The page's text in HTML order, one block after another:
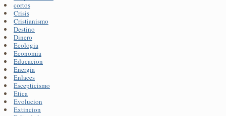
cortos
Crisis
Cristianismo
Destino
Dinero
Ecologia
Economia
Educacion
Energia
Enlaces
Escepticismo
Etica
Evolucion
Extincion